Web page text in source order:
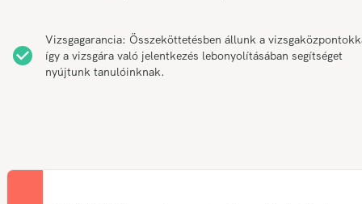
Vizsgagarancia: Összeköttetésben állunk a
így a vizsgára való jelentkezés lebonyolításában segítséget
nyújtunk tanulóinknak.